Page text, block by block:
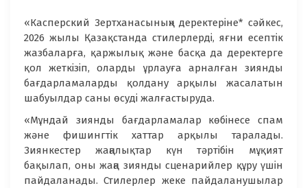
«Касперский Зертханасының» деректеріне* сәйкес,
2026 жылы Қазақстанда стилерлерді, яғни есептік
жазбаларға, қаржылық және басқа да деректерге
қол жеткізіп, оларды ұрлауға арналған зиянды
бағдарламаларды қолдану арқылы жасалатын
шабуылдар саны өсуді жалғастыруда.
«Мұндай зиянды бағдарламалар көбінесе спам
және фишингтік хаттар арқылы таралады.
Зиянкестер жаңалықтар күн тәртібін мұқият
бақылап, оны жаңа зиянды сценарийлер құру үшін
пайдаланады. Стилерлер жеке пайдаланушылар